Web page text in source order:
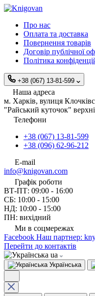
Про нас
Оплата та доставка
Повернення товарів
Договір публічної
Політика
+38 (067) 13-81-599
Наша адреса
м. Харків, вулиця
"Райський куточок"
Телефони
+38 (067) 13-81-599
+38 (096) 62-96-212
E-mail
info@knigovan.com
Графік роботи
ВТ-ПТ: 09:00 - 16:00
СБ: 10:00 - 15:00
НД: 10:00 - 15:00
ПН: вихідний
Ми в соцмережах
Facebook Наш партнер:
Перейти до контактів
ua
Українська